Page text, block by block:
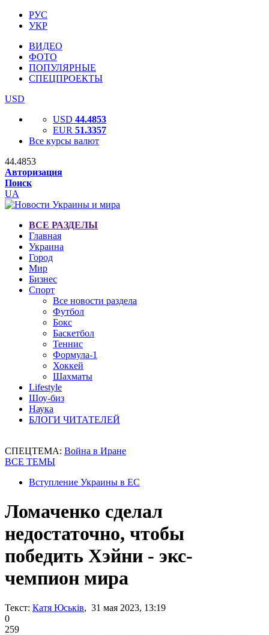
РУС
УКР
ВИДЕО
ФОТО
ПОПУЛЯРНЫЕ
СПЕЦПРОЕКТЫ
USD
USD 44.4853
EUR 51.3357
Все курсы валют
44.4853
Авторизация
Поиск
UA
ВСЕ РАЗДЕЛЫ
Главная
Украина
Город
Мир
Бизнес
Спорт
Все новости раздела
Футбол
Бокс
Баскетбол
Теннис
Формула-1
Хоккей
Шахматы
Lifestyle
Шоу-биз
Наука
БЛОГИ ЧИТАТЕЛЕЙ
СПЕЦТЕМА: Война в Иране
ВСЕ ТЕМЫ
Вступление Украины в ЕС
Ломаченко сделал
недостаточно, чтобы
победить Хэйни - экс-
чемпион мира
Текст: Катя Юськів, 31 мая 2023, 13:19
0
259